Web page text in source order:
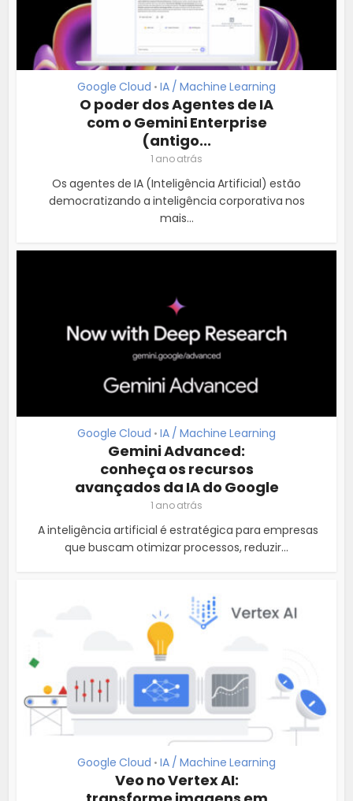
Google Cloud • IA / Machine Learning
O poder dos Agentes de IA
com o Gemini Enterprise
(antigo...
1 ano atrás
Os agentes de IA (Inteligência Artificial) estão
democratizando a inteligência corporativa nos
mais...
Google Cloud • IA / Machine Learning
Gemini Advanced:
conheça os recursos
avançados da IA do Google
1 ano atrás
A inteligência artificial é estratégica para empresas
que buscam otimizar processos, reduzir...
Google Cloud • IA / Machine Learning
Veo no Vertex AI: